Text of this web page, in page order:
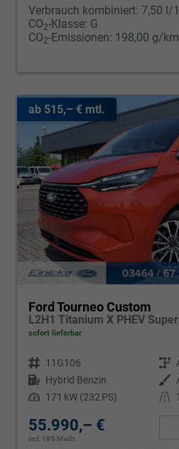
Verbrauch kombiniert: 7,50 l/
CO2-Klasse: G
CO2-Emissionen: 198,00 g/km
ab 515,– € mtl.
Ford Tourneo Custom
L2H1 Titanium X PHEV
sofort lieferbar
Fahrzeugnr. 11G106 Getriebe
Kraftstoff Hybrid Benzin Außenfarbe
Leistung 171 kW (232 PS) Kilometerstand
55.990,– €
incl. 19% MwSt.